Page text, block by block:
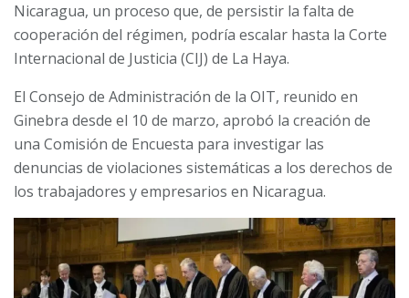
Nicaragua, un proceso que, de persistir la falta de
cooperación del régimen, podría escalar hasta la Corte
Internacional de Justicia (CIJ) de La Haya.
El Consejo de Administración de la OIT, reunido en
Ginebra desde el 10 de marzo, aprobó la creación de
una Comisión de Encuesta para investigar las
denuncias de violaciones sistemáticas a los derechos de
los trabajadores y empresarios en Nicaragua.